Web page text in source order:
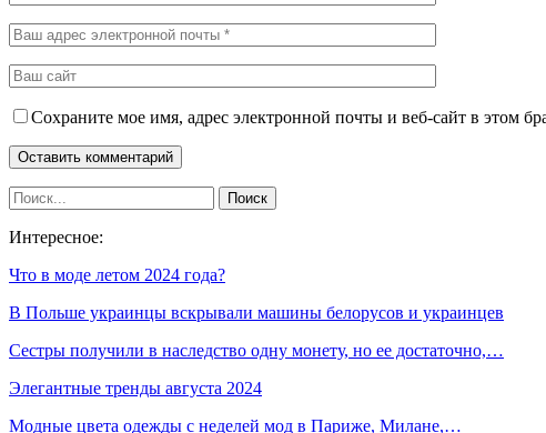
Сохраните мое имя, адрес электронной почты и веб-сайт в этом
Интересное:
Что в моде летом 2024 года?
В Польше украинцы вскрывали машины белорусов и украинцев
Сестры получили в наследство одну монету, но ее достаточно,…
Элегантные тренды августа 2024
Модные цвета одежды с неделей мод в Париже, Милане,…